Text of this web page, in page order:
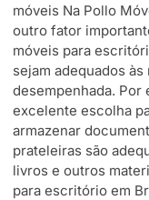
móveis Na Pollo
outro fator
móveis para
sejam adequados
desempenhada. Por
excelente escolha
armazenar
prateleiras são
livros e outros
para escritório em